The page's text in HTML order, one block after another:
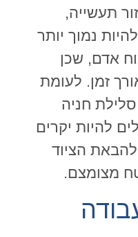
תעשייה,
נמוך יותר
אדם, שכן
זמן. לעומת
חניה
להיות יקרים
להבאת הציוד
מצומצם.